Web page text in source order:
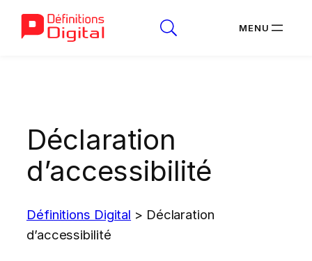
Déclaration
d’accessibilité
Définitions Digital > Déclaration
d’accessibilité